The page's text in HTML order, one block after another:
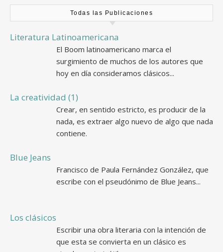
Todas las Publicaciones
Literatura Latinoamericana
El Boom latinoamericano marca el
surgimiento de muchos de los autores que
hoy en día consideramos clásicos...
La creatividad (1)
Crear, en sentido estricto, es producir de la
nada, es extraer algo nuevo de algo que nada
contiene.
Blue Jeans
Francisco de Paula Fernández González, que
escribe con el pseudónimo de Blue Jeans...
Los clásicos
Escribir una obra literaria con la intención de
que esta se convierta en un clásico es